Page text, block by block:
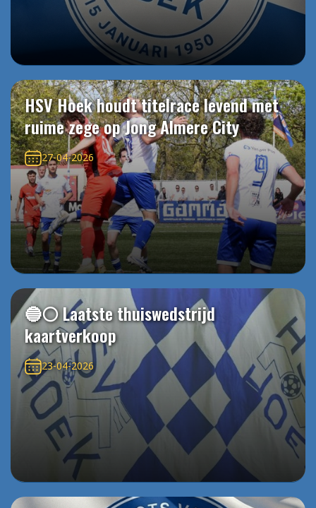
HSV Hoek houdt titelrace levend met
ruime zege op Jong Almere City
27-04-2026
🔵⚪️ Laatste thuiswedstrijd
kaartverkoop
23-04-2026